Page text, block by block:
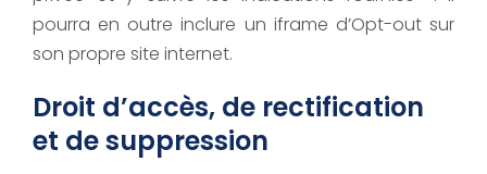
pourra en outre inclure un iframe d’Opt-out sur
son propre site internet.
Droit d’accès, de rectification
et de suppression